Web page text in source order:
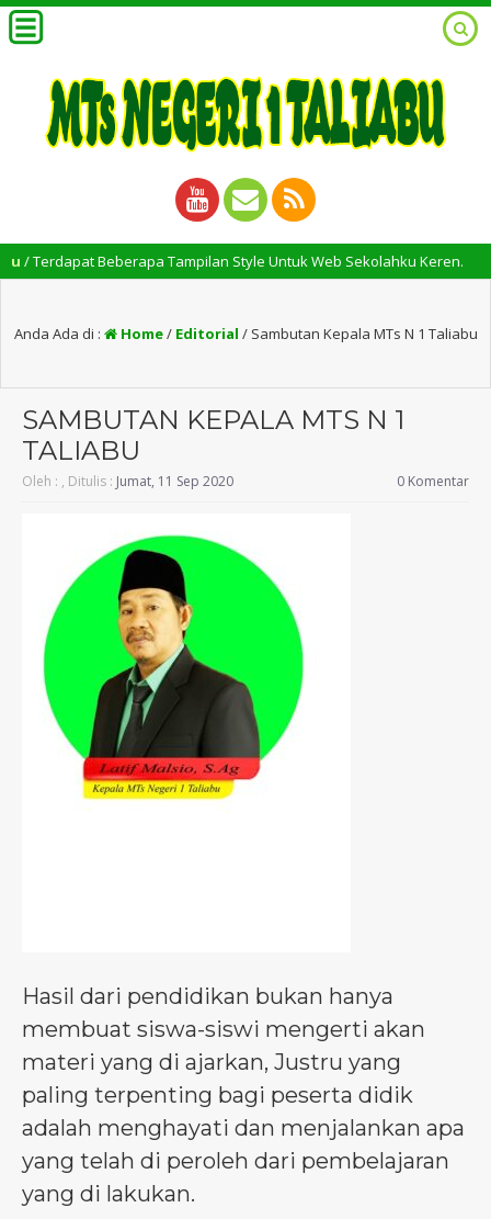
Beberapa Tampilan Style Untuk Web Sekolahku Keren.
Anda Ada di : Home/ Editorial / Sambutan Kepala MTs N 1 Taliabu
SAMBUTAN KEPALA MTS N 1
TALIABU
Oleh : , Ditulis : Jumat, 11 Sep 2020 0 Komentar
Hasil dari pendidikan bukan hanya
membuat siswa-siswi mengerti akan
materi yang di ajarkan, Justru yang
paling terpenting bagi peserta didik
adalah menghayati dan menjalankan apa
yang telah di peroleh dari pembelajaran
yang di lakukan.